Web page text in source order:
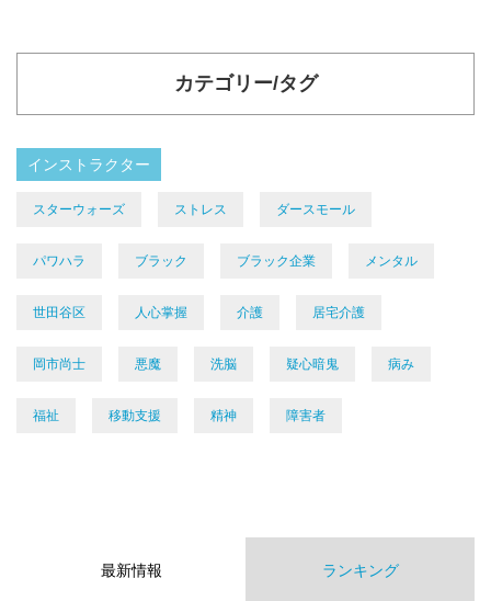
カテゴリー/タグ
インストラクター
スターウォーズ ストレス ダースモール
パワハラ ブラック ブラック企業 メンタル
世田谷区 人心掌握 介護 居宅介護
岡市尚士 悪魔 洗脳 疑心暗鬼 病み
福祉 移動支援 精神 障害者
最新情報 ランキング